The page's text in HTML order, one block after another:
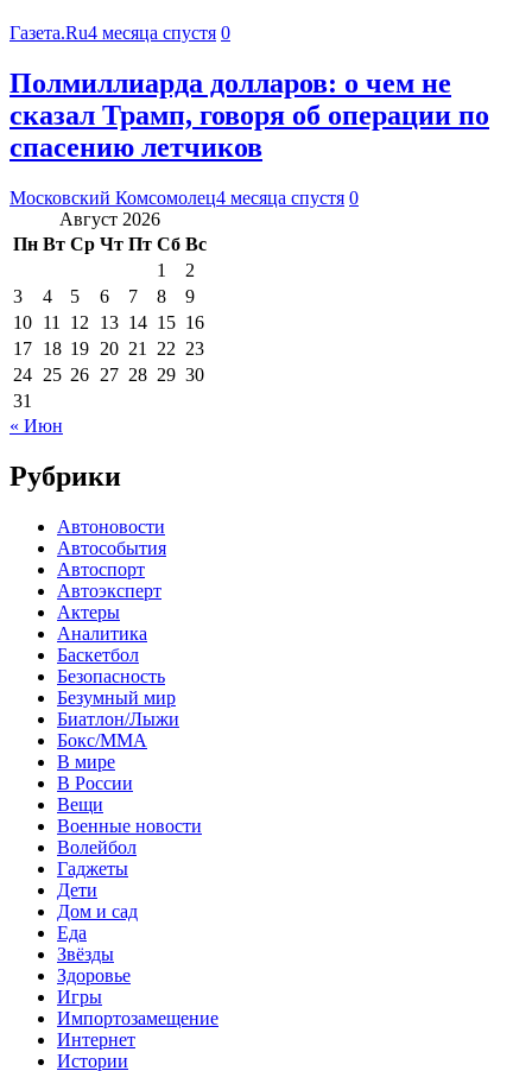
Газета.Ru4 месяца спустя 0
Полмиллиарда долларов: о чем не
сказал Трамп, говоря об операции по
спасению летчиков
Московский Комсомолец4 месяца спустя 0
Август 2026
Пн Вт Ср Чт Пт Сб Вс
1
2
3
4 5 6 7 8
9
10 11 12 13 14 15 16
17 18 19 20 21 22 23
24 25 26 27 28 29 30
31
« Июн
Рубрики
Автоновости
Автособытия
Автоспорт
Автоэксперт
Актеры
Аналитика
Баскетбол
Безопасность
Безумный мир
Биатлон/Лыжи
Бокс/MMA
В мире
В России
Вещи
Военные новости
Волейбол
Гаджеты
Дети
Дом и сад
Еда
Звёзды
Здоровье
Игры
Импортозамещение
Интернет
Истории